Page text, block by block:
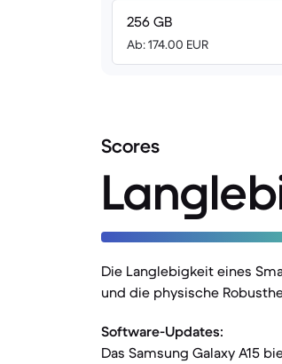
256 GB
Ab: 174.00 EUR
Scores
Die Langlebigkeit eines
und die physische
Software-Updates:
Das Samsung Galaxy A15